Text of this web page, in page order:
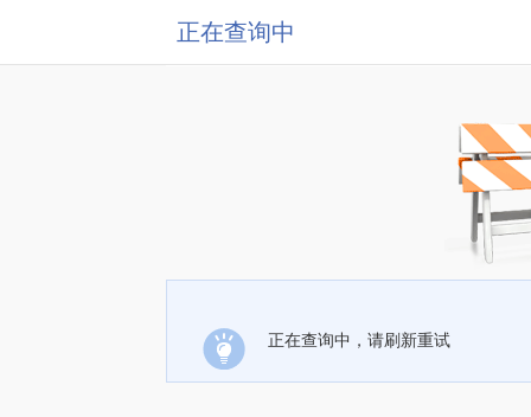
正在查询中
正在查询中，请刷新重试